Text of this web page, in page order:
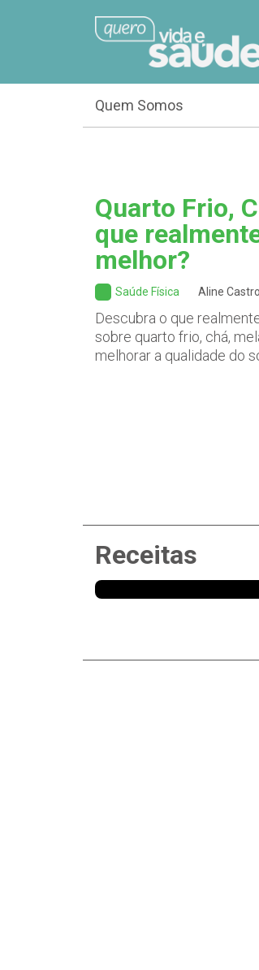
Quem Somos
Quarto Frio,
que
melhor?
Saúde Física Aline Castro
Descubra o que
sobre quarto frio, chá,
melhorar a qualidade do
Receitas